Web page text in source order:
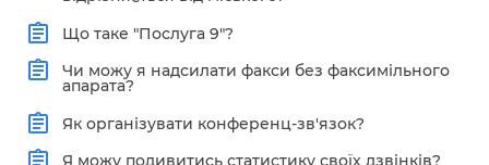
Що таке "Послуга 9"?
Чи можу я надсилати факси без факсимільного
апарата?
Як організувати конференц-зв'язок?
Я можу подивитись статистику своїх дзвінків?